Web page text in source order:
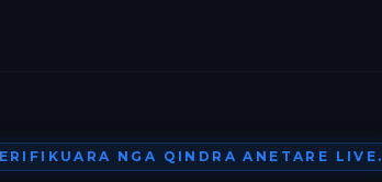
NGA QINDRA ANETARE LIVE.